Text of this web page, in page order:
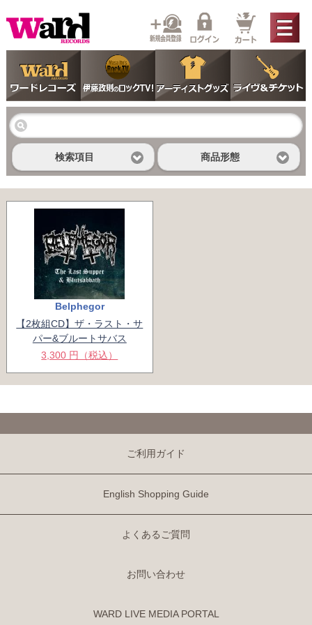
検索項目 商品形態
Belphegor
【2枚組CD】ザ・ラスト・サ
パー&ブルートサバス
3,300 円（税込）
ご利用ガイド
English Shopping Guide
よくあるご質問
お問い合わせ
WARD LIVE MEDIA PORTAL